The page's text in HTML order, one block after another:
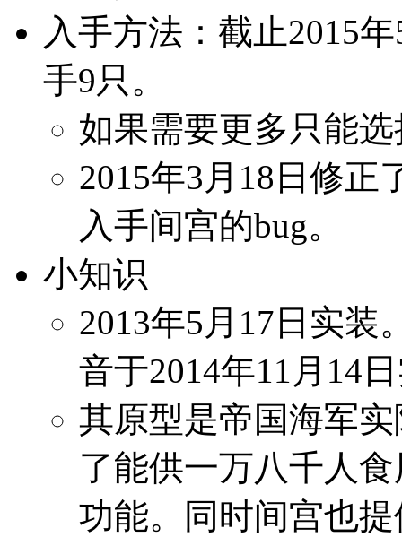
入手方法：截止2015
手9只。
如果需要更多只能
2015年3月18日修正
入手间宫的bug。
小知识
2013年5月17日实装
音于2014年11月14
其原型是帝国海军
了能供一万八千人
功能。同时间宫也